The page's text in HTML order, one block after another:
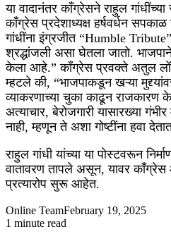
या वादानंतर काँग्रेसने राहुल
काँग्रेस प्रदेशाध्यक्ष हर्षवर्धन
गांधींना इंग्रजीत “Humble
श्रद्धांजली असा घेतला जातो. भाजपाने
केला आहे.” काँग्रेस प्रवक्ते अतुल
म्हटले की, “भाजपाकडून खऱ्या
व्याकरणाच्या चुका काढून राजकारण
अत्याचार, बेरोजगारी यासारख्या
नाही, म्हणून ते अशा गोष्टींना हवा
राहुल गांधी यांच्या या पोस्टवरून
वातावरण तापले असून, यावर
प्रत्यारोप सुरू आहेत.
Online TeamFebruary 19, 2025
1 minute read